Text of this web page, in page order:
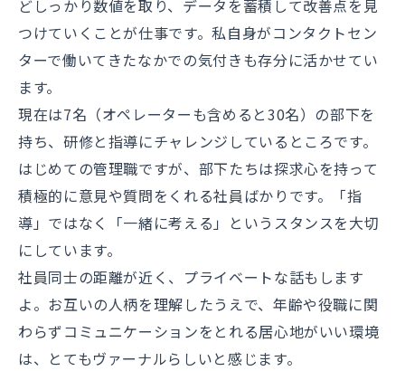
どしっかり数値を取り、データを蓄積して改善点を見
つけていくことが仕事です。私自身がコンタクトセン
ターで働いてきたなかでの気付きも存分に活かせてい
ます。
現在は7名（オペレーターも含めると30名）の部下を
持ち、研修と指導にチャレンジしているところです。
はじめての管理職ですが、部下たちは探求心を持って
積極的に意見や質問をくれる社員ばかりです。「指
導」ではなく「一緒に考える」というスタンスを大切
にしています。
社員同士の距離が近く、プライベートな話もします
よ。お互いの人柄を理解したうえで、年齢や役職に関
わらずコミュニケーションをとれる居心地がいい環境
は、とてもヴァーナルらしいと感じます。